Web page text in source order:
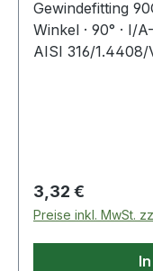
Gewindefitting
Winkel · 90° · I/
AISI 316/1.4408/
Regulärer Preis:
3,32 €
Preise inkl. MwSt.